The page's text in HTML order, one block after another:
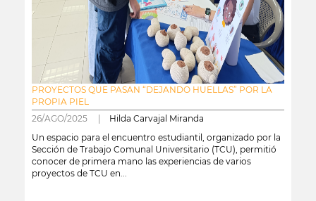
PROYECTOS QUE PASAN “DEJANDO HUELLAS” POR LA
PROPIA PIEL
26/AGO/2025 | Hilda Carvajal Miranda
Un espacio para el encuentro estudiantil, organizado por la
Sección de Trabajo Comunal Universitario (TCU), permitió
conocer de primera mano las experiencias de varios
proyectos de TCU en...